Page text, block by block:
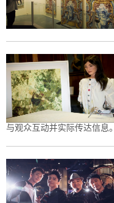
与观众互动并实际传达信息。